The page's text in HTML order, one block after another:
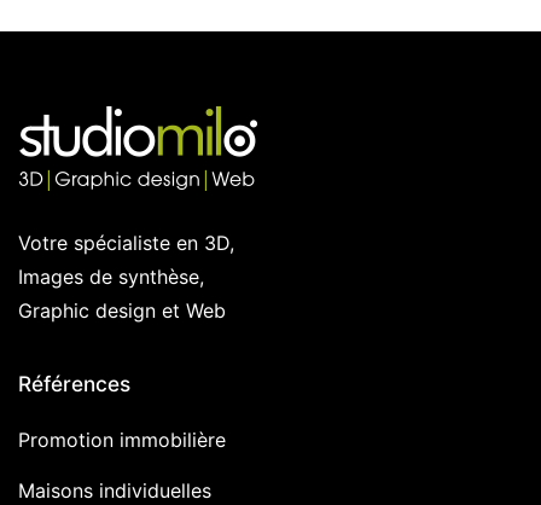
Votre spécialiste en 3D,
Images de synthèse,
Graphic design et Web
Références
Promotion immobilière
Maisons individuelles